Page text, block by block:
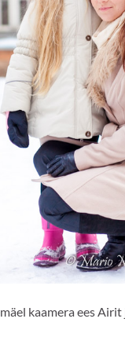
kaamera ees Airit